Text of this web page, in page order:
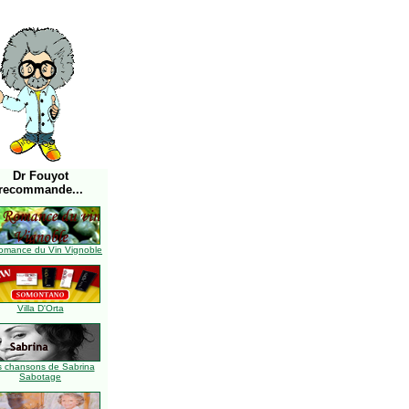
Dr Fouyot
du Vin Vignoble
Villa D'Orta
chansons de Sabrina
Sabotage